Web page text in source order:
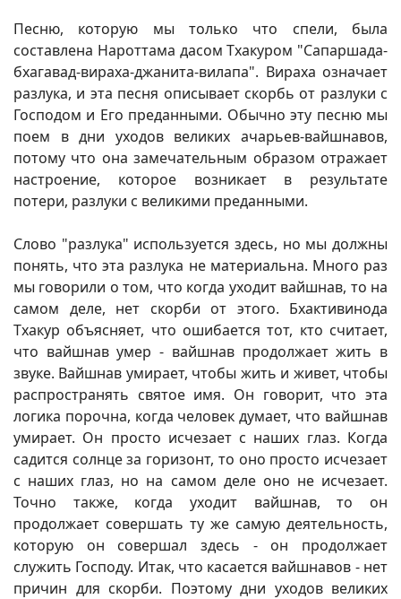
Песню, которую мы только что спели, была
составлена Нароттама дасом Тхакуром "Сапаршада-
бхагавад-вираха-джанита-вилапа". Вираха означает
разлука, и эта песня описывает скорбь от разлуки с
Господом и Его преданными. Обычно эту песню мы
поем в дни уходов великих ачарьев-вайшнавов,
потому что она замечательным образом отражает
настроение, которое возникает в результате
потери, разлуки с великими преданными.
Слово "разлука" используется здесь, но мы должны
понять, что эта разлука не материальна. Много раз
мы говорили о том, что когда уходит вайшнав, то на
самом деле, нет скорби от этого. Бхактивинода
Тхакур объясняет, что ошибается тот, кто считает,
что вайшнав умер - вайшнав продолжает жить в
звуке. Вайшнав умирает, чтобы жить и живет, чтобы
распространять святое имя. Он говорит, что эта
логика порочна, когда человек думает, что вайшнав
умирает. Он просто исчезает с наших глаз. Когда
садится солнце за горизонт, то оно просто исчезает
с наших глаз, но на самом деле оно не исчезает.
Точно также, когда уходит вайшнав, то он
продолжает совершать ту же самую деятельность,
которую он совершал здесь - он продолжает
служить Господу. Итак, что касается вайшнавов - нет
причин для скорби. Поэтому дни уходов великих